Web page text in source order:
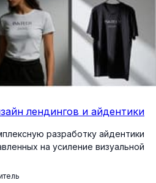
лендингов и айдентики
разработку айдентики
на усиление визуальной